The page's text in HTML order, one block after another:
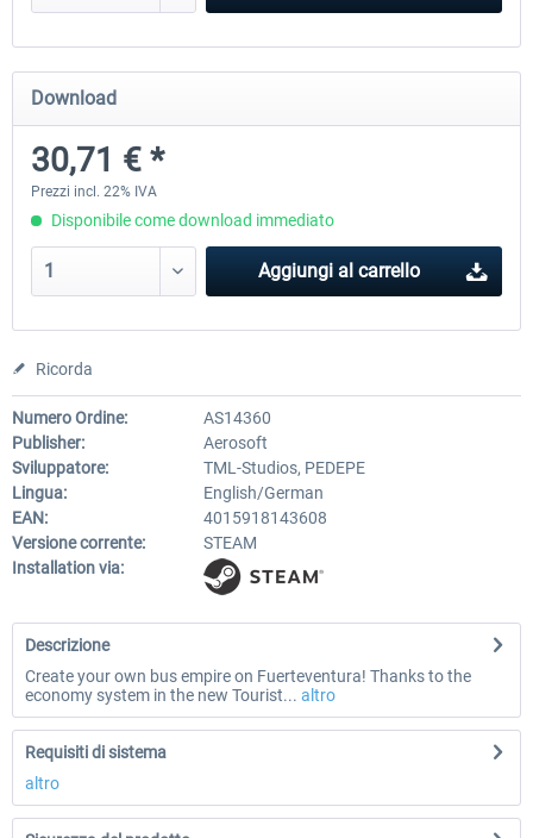
Download
30,71 € *
Prezzi incl. 22% IVA
Disponibile come download immediato
Aggiungi al carrello
Ricorda
Numero Ordine:
AS14360
Publisher:
Aerosoft
Sviluppatore:
TML-Studios, PEDEPE
Lingua:
English/German
EAN:
4015918143608
Versione corrente:
STEAM
Installation via:
Descrizione
Create your own bus empire on Fuerteventura! Thanks to the
economy system in the new Tourist... altro
Requisiti di sistema
altro